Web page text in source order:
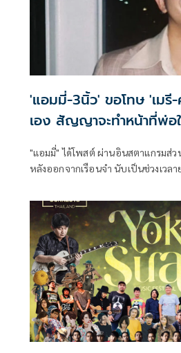
'แอมมี่-3นิ้ว' ขอโทษ 'เม
เอง สัญญาจะทำหน้าที่พ่อ
"แอมมี่" ได้โพสต์ ผ่านอินสตาแกรมส่วนตัว ขอโทษ เมรี ระบุว่า
หลังออกจากเรือนจำ นับเป็นช่วงเวล